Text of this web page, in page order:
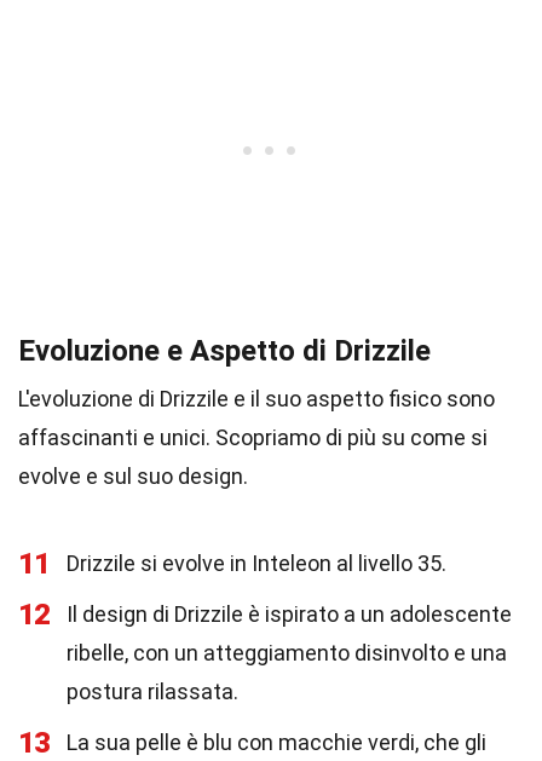
Evoluzione e Aspetto di Drizzile
L'evoluzione di Drizzile e il suo aspetto fisico sono
affascinanti e unici. Scopriamo di più su come si
evolve e sul suo design.
11 Drizzile si evolve in Inteleon al livello 35.
12
Il design di Drizzile è ispirato a un adolescente
ribelle, con un atteggiamento disinvolto e una
postura rilassata.
13
La sua pelle è blu con macchie verdi, che gli